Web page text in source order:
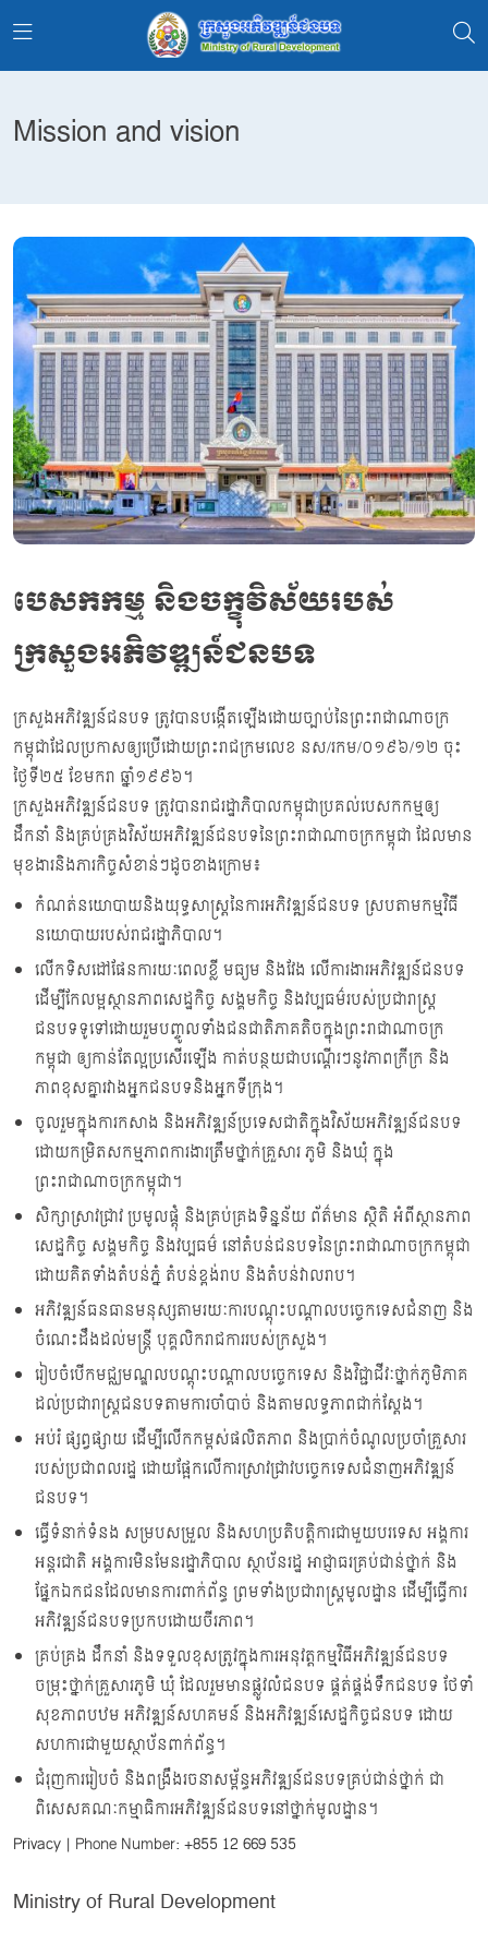
Mission and vision
បេសកកម្ម និងចក្ខុវិស័យរបស់
ក្រសួងអភិវឌ្ឍន៍ជនបទ
ក្រសួងអភិវឌ្ឍន៍ជនបទ ត្រូវបានបង្កើតឡើងដោយច្បាប់នៃព្រះរាជាណាចក្រ
កម្ពុជាដែលប្រកាសឲ្យប្រើដោយព្រះរាជក្រមលេខ នស/រកម/០១៩៦/១២ ចុះ
ថ្ងៃទី២៥ ខែមករា ឆ្នាំ១៩៩៦។
ក្រសួងអភិវឌ្ឍន៍ជនបទ ត្រូវបានរាជរដ្ឋាភិបាលកម្ពុជាប្រគល់បេសកកម្មឲ្យ
ដឹកនាំ និងគ្រប់គ្រងវិស័យអភិវឌ្ឍន៍ជនបទនៃព្រះរាជាណាចក្រកម្ពុជា ដែលមាន
មុខងារនិងភារកិច្ចសំខាន់ៗដូចខាងក្រោម៖
កំណត់នយោបាយនិងយុទ្ធសាស្រ្តនៃការអភិវឌ្ឍន៍ជនបទ ស្របតាមកម្មវិធី
នយោបាយរបស់រាជរដ្ឋាភិបាល។
លើកទិសដៅផែនការយៈពេលខ្លី មធ្យម និងវែង លើការងារអភិវឌ្ឍន៍ជនបទ
ដើម្បីកែលម្អស្ថានភាពសេដ្ឋកិច្ច សង្គមកិច្ច និងវប្បធម៌របស់ប្រជារាស្រ្ត
ជនបទទូទៅដោយរួមបញ្ចូលទាំងជនជាតិភាគតិចក្នុងព្រះរាជាណាចក្រ
កម្ពុជា ឲ្យកាន់តែល្អប្រសើរឡើង កាត់បន្ថយជាបណ្តើរៗនូវភាពក្រីក្រ និង
ភាពខុសគ្នារវាងអ្នកជនបទនិងអ្នកទីក្រុង។
ចូលរួមក្នុងការកសាង និងអភិវឌ្ឍន៍ប្រទេសជាតិក្នុងវិស័យអភិវឌ្ឍន៍ជនបទ
ដោយកម្រិតសកម្មភាពការងារត្រឹមថ្នាក់គ្រួសារ ភូមិ និងឃុំ ក្នុង
ព្រះរាជាណាចក្រកម្ពុជា។
សិក្សាស្រាវជ្រាវ ប្រមូលផ្តុំ និងគ្រប់គ្រងទិន្នន័យ ព័ត៌មាន ស្ថិតិ អំពីស្ថានភាព
សេដ្ឋកិច្ច សង្គមកិច្ច និងវប្បធម៌ នៅតំបន់ជនបទនៃព្រះរាជាណាចក្រកម្ពុជា
ដោយគិតទាំងតំបន់ភ្នំ តំបន់ខ្ពង់រាប និងតំបន់វាលរាប។
អភិវឌ្ឍន៍ធនធានមនុស្សតាមរយៈការបណ្តុះបណ្តាលបច្ចេកទេសជំនាញ និង
ចំណេះដឹងដល់មន្រ្តី បុគ្គលិករាជការរបស់ក្រសួង។
រៀបចំបើកមជ្ឈមណ្ឌលបណ្តុះបណ្តាលបច្ចេកទេស និងវិជ្ជាជីវៈថ្នាក់ភូមិភាគ
ដល់ប្រជារាស្រ្តជនបទតាមការចាំបាច់ និងតាមលទ្ធភាពជាក់ស្តែង។
អប់រំ ផ្សព្វផ្សាយ ដើម្បីលើកកម្ពស់ផលិតភាព និងប្រាក់ចំណូលប្រចាំគ្រួសារ
របស់ប្រជាពលរដ្ឋ ដោយផ្អែកលើការស្រាវជ្រាវបច្ចេកទេសជំនាញអភិវឌ្ឍន៍
ជនបទ។
ធ្វើទំនាក់ទំនង សម្របសម្រួល និងសហប្រតិបត្តិការជាមួយបរទេស អង្គការ
អន្តរជាតិ អង្គការមិនមែនរដ្ឋាភិបាល ស្ថាប័នរដ្ឋ​ អាជ្ញាធរគ្រប់ជាន់ថ្នាក់ និង
ផ្នែកឯកជនដែលមានការពាក់ព័ន្ធ ព្រមទាំងប្រជារាស្រ្តមូលដ្ឋាន ដើម្បីធ្វើការ
អភិវឌ្ឍន៍ជនបទប្រកបដោយចីរភាព។
គ្រប់គ្រង ដឹកនាំ និងទទួលខុសត្រូវក្នុងការអនុវត្តកម្មវិធីអភិវឌ្ឍន៍ជនបទ
ចម្រុះថ្នាក់គ្រួសារភូមិ ឃុំ ដែលរួមមានផ្លូវលំជនបទ ផ្គត់ផ្គង់ទឹកជនបទ ថែទាំ
សុខភាពបឋម អភិវឌ្ឍន៍សហគមន៍ និងអភិវឌ្ឍន៍សេដ្ឋកិច្ចជនបទ ដោយ
សហការជាមួយស្ថាប័នពាក់ព័ន្ធ។
ជំរុញការរៀបចំ និងពង្រឹងរចនាសម្ព័ន្ធអភិវឌ្ឍន៍ជនបទគ្រប់ជាន់ថ្នាក់ ជា
ពិសេសគណៈកម្មាធិការអភិវឌ្ឍន៍ជនបទនៅថ្នាក់មូលដ្ឋាន។
Privacy | Phone Number: +855 12 669 535
Ministry of Rural Development